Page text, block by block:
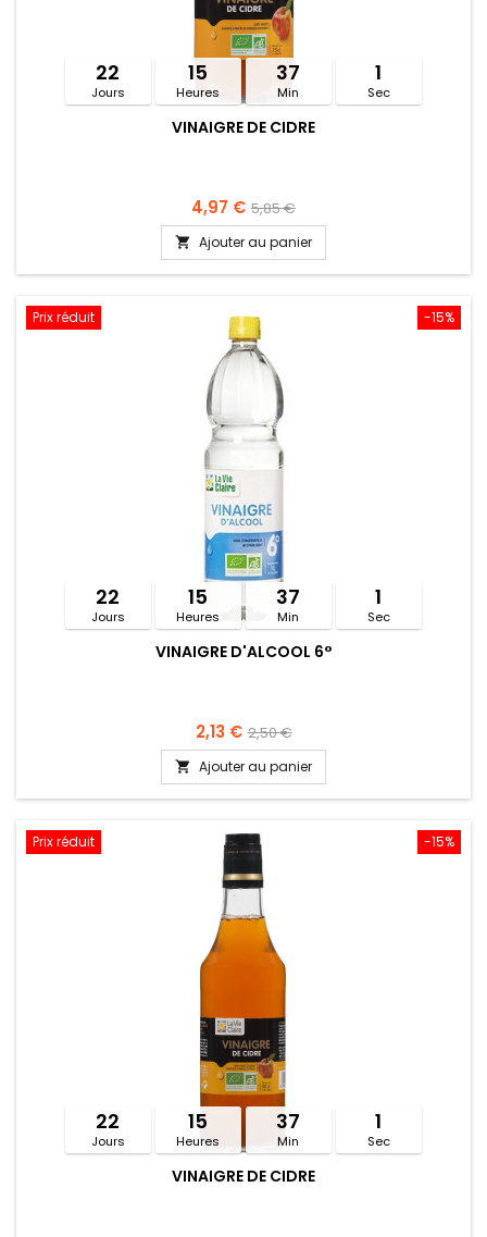
22
Jours
15
Heures
37
Min
1
Sec
VINAIGRE DE CIDRE
4,97 € 5,85 €
 Ajouter au panier
-15%
Prix réduit
22
Jours
15
Heures
37
Min
1
Sec
VINAIGRE D'ALCOOL 6°
2,13 € 2,50 €
 Ajouter au panier
-15%
Prix réduit
22
Jours
15
Heures
37
Min
1
Sec
VINAIGRE DE CIDRE